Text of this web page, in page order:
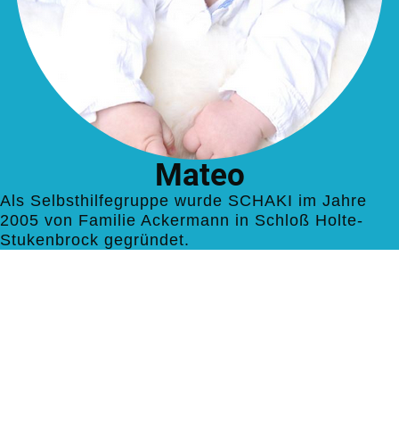
Mateo
Als Selbsthilfegruppe wurde SCHAKI im Jahre
2005 von Familie Ackermann in Schloß Holte-
Stukenbrock gegründet.